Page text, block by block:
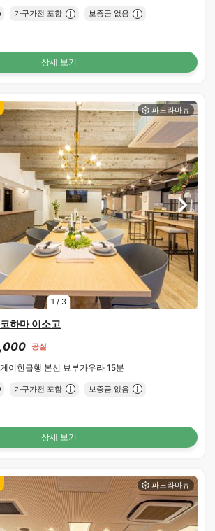
가구가전 포함 보증금 없음
상세 보기
1 / 3
하마 이소고
공실
게이힌급행 본선 뵤부가우라 15분
가구가전 포함 보증금 없음
상세 보기